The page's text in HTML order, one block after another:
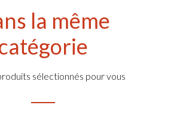
la même
sélectionnés pour vous